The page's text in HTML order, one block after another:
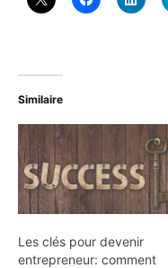
Similaire
Les clés pour devenir
entrepreneur: comment